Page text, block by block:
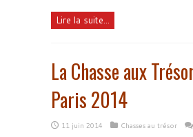
Lire la suite...
La Chasse aux
Paris 2014
11 juin 2014 Chasses au trésor